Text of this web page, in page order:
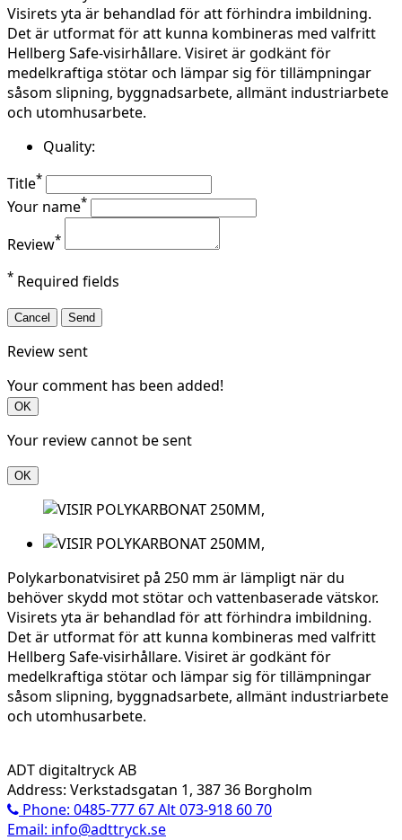
Visirets yta är behandlad för att förhindra imbildning.
Det är utformat för att kunna kombineras med valfritt
Hellberg Safe-visirhållare. Visiret är godkänt för
medelkraftiga stötar och lämpar sig för tillämpningar
såsom slipning, byggnadsarbete, allmänt industriarbete
och utomhusarbete.
Quality:
Title*
Your name*
Review*
* Required fields
Cancel Send
Review sent
Your comment has been added!
OK
Your review cannot be sent
OK
Polykarbonatvisiret på 250 mm är lämpligt när du
behöver skydd mot stötar och vattenbaserade vätskor.
Visirets yta är behandlad för att förhindra imbildning.
Det är utformat för att kunna kombineras med valfritt
Hellberg Safe-visirhållare. Visiret är godkänt för
medelkraftiga stötar och lämpar sig för tillämpningar
såsom slipning, byggnadsarbete, allmänt industriarbete
och utomhusarbete.
ADT digitaltryck AB
Address: Verkstadsgatan 1, 387 36 Borgholm
Phone: 0485-777 67 Alt 073-918 60 70
Email: info@adttryck.se